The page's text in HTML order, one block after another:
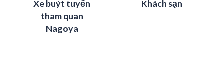
Xe buýt tuyến
tham quan
Nagoya
Khách sạn